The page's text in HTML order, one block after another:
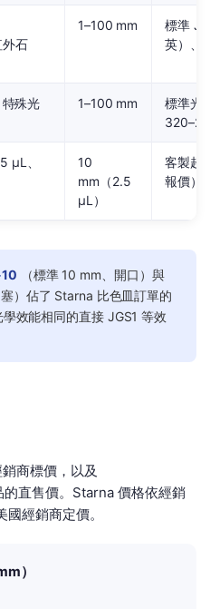
石
1–100 mm
標準
英）、
殊光
1–100 mm
標準光
µL、
10
mm（2.5
µL）
客製超
報價）
（標準 10 mm、開口）與
）佔了 Starna 比色皿訂單的
效能相同的直接 JGS1 等效
商標價，以及
直售價。Starna 價格依經銷
經銷商定價。
）